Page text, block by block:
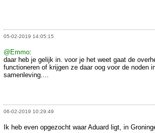
05-02-2019 14:05:15
@Emmo:
daar heb je gelijk in. voor je het weet gaat de
functioneren of krijgen ze daar oog voor de noden
samenleving....
06-02-2019 10:29:49
Ik heb even opgezocht waar Aduard ligt, in